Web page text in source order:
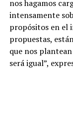
nos hagamos
intensamente
propósitos en el
propuestas,
que nos
será igual”,